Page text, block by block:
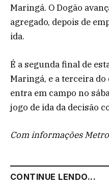
Maringá. O Dogão
agregado, depois de
ida.
É a segunda final de
Maringá, e a terceira do
entra em campo no
jogo de ida da decisão
Com informações
CONTINUE LENDO...